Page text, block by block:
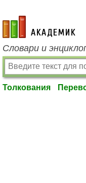
academic.ru
Словари и
Толкования